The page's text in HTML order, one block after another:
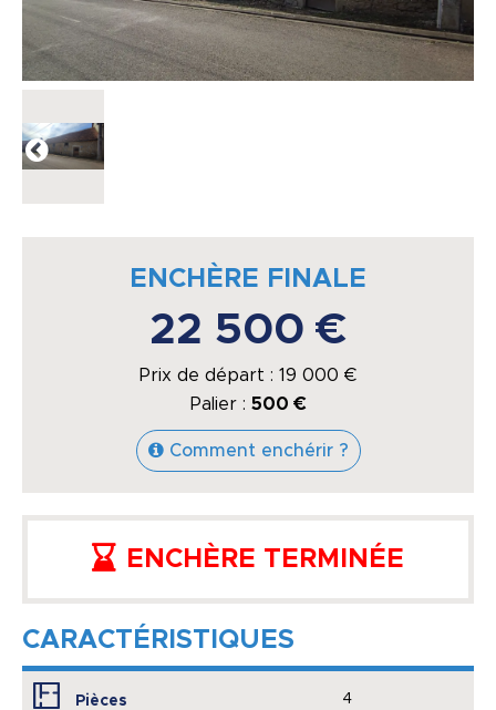
ENCHÈRE FINALE
22 500 €
Prix de départ : 19 000 €
Palier : 500 €
Comment enchérir ?
ENCHÈRE TERMINÉE
CARACTÉRISTIQUES
Pièces 4